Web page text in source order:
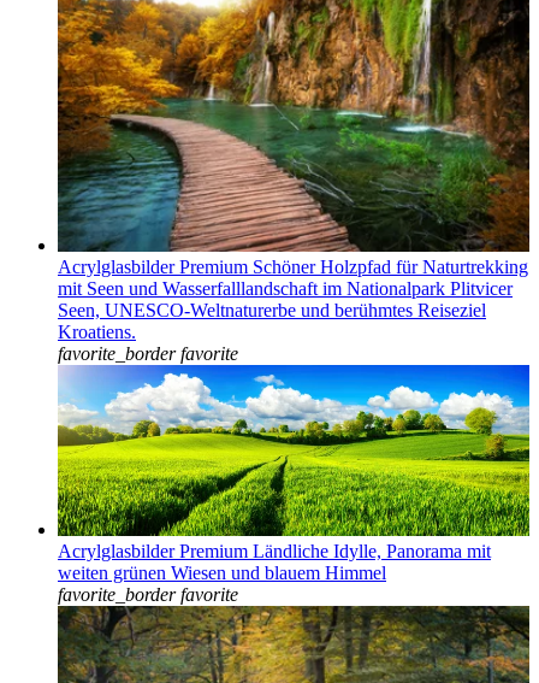
Acrylglasbilder Premium Schöner Holzpfad für Naturtrekking
mit Seen und Wasserfalllandschaft im Nationalpark Plitvicer
Seen, UNESCO-Weltnaturerbe und berühmtes Reiseziel
Kroatiens.
favorite_border favorite
Acrylglasbilder Premium Ländliche Idylle, Panorama mit
weiten grünen Wiesen und blauem Himmel
favorite_border favorite